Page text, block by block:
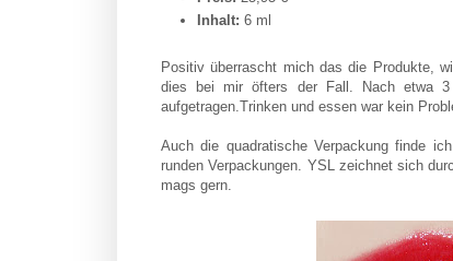
Inhalt: 6 ml
Positiv überrascht mich das die Produkte,
dies bei mir öfters der Fall. Nach etwa
aufgetragen.Trinken und essen war kein
Auch die quadratische Verpackung finde
runden Verpackungen. YSL zeichnet sich
mags gern.